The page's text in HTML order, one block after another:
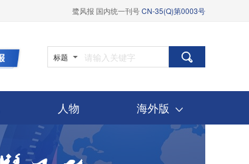
鹭风报 国内统一刊号CN-35(Q)第0003号
标题
人物 海外版